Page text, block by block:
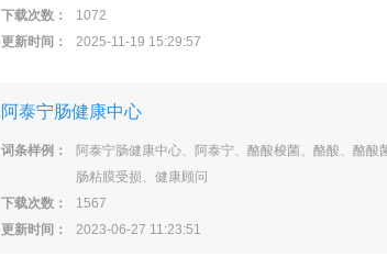
下载次数：
1072
更新时间：
2025-11-19 15:29:57
阿泰宁肠健康中心
词条样例：
阿泰宁肠健康中心、阿泰宁、酪酸梭菌、酪酸、酪
肠粘膜受损、健康顾问
下载次数：
1567
更新时间：
2023-06-27 11:23:51